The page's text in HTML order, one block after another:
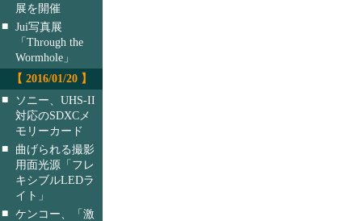
展を開催
■ Jui写真展
「Through the
Wormhole」
【 2016/01/20 】
■
ソニー、UHS-II
対応のSDXCメ
モリーカード
■
曲げられる撮影
用面光源「フレ
キシブルLEDラ
イト」
■ ケンコー、「激